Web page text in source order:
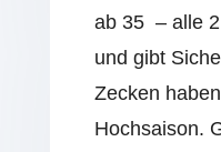
ab 35 – alle 2
und gibt
Zecken
Hochsaison.